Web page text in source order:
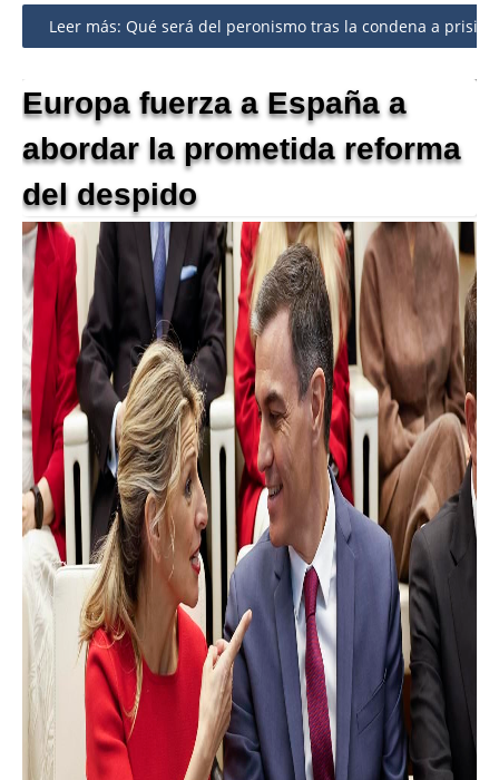
Leer más: Qué será del peronismo tras la condena a
Europa fuerza a España a
abordar la prometida reforma
del despido